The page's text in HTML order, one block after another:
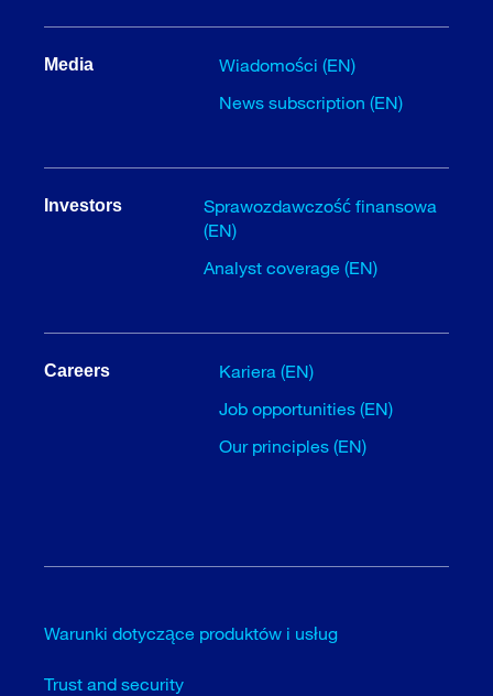
Media
Wiadomości (EN)
News subscription (EN)
Investors
Sprawozdawczość finansowa
(EN)
Analyst coverage (EN)
Careers
Kariera (EN)
Job opportunities (EN)
Our principles (EN)
Warunki dotyczące produktów i usług
Trust and security